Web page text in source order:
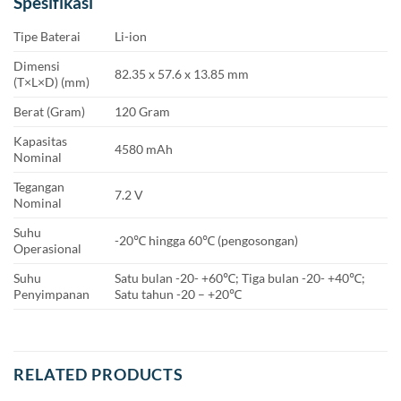
Tipe Baterai
Li-ion
Dimensi
(T×L×D) (mm)
82.35 x 57.6 x 13.85 mm
Berat (Gram)
120 Gram
Kapasitas
Nominal
4580 mAh
Tegangan
Nominal
7.2 V
Suhu
Operasional
-20℃ hingga 60℃ (pengosongan)
Suhu
Penyimpanan
Satu bulan -20- +60℃; Tiga bulan -20- +40℃;
Satu tahun -20 – +20℃
RELATED PRODUCTS